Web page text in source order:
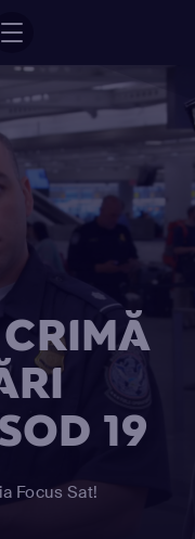
19
Focus Sat!